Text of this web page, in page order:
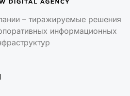
– тиражируемые решения
информационных